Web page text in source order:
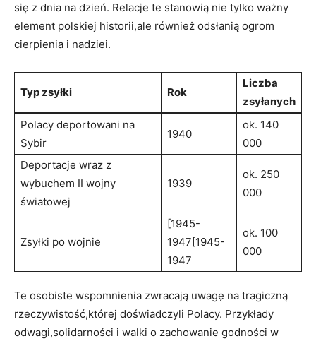
się z⁣ dnia na dzień. ‍Relacje te stanowią nie tylko ważny
element ​polskiej historii,ale⁢ również odsłanią ogrom
cierpienia i nadziei.
Typ zsyłki Rok
Liczba
zsyłanych
Polacy deportowani ‌na‍
Sybir
1940
ok. 140
⁤000
Deportacje wraz z⁣
wybuchem II wojny
światowej
1939
ok. 250
000
Zsyłki po​ wojnie
[1945-
1947[1945-
1947
ok. 100
⁢000
Te osobiste wspomnienia zwracają ⁣uwagę na tragiczną
rzeczywistość,której doświadczyli Polacy. Przykłady
odwagi,solidarności i walki o zachowanie godności w